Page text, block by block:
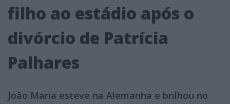
filho ao estádio após o
divórcio de Patrícia
Palhares
João Maria esteve na Alemanha e brilhou no